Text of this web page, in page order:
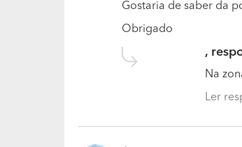
Gostaria de saber da
Obrigado
,
Na
Ler